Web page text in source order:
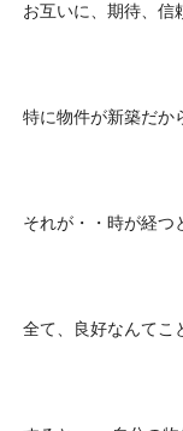
お互いに、期待、信
特に物件が新築だか
それが・・時が経つ
全て、良好なんてこ